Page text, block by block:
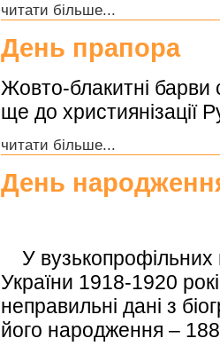
читати більше...
День прапора
Жовто-блакитні барви
ще до християнізації
читати більше...
День
У вузькопрофільних
України 1918-1920
неправильні дані з
його народження –